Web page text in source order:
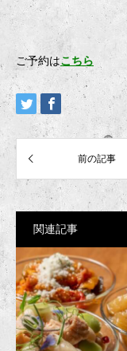
ご予約はこちら
関連記事